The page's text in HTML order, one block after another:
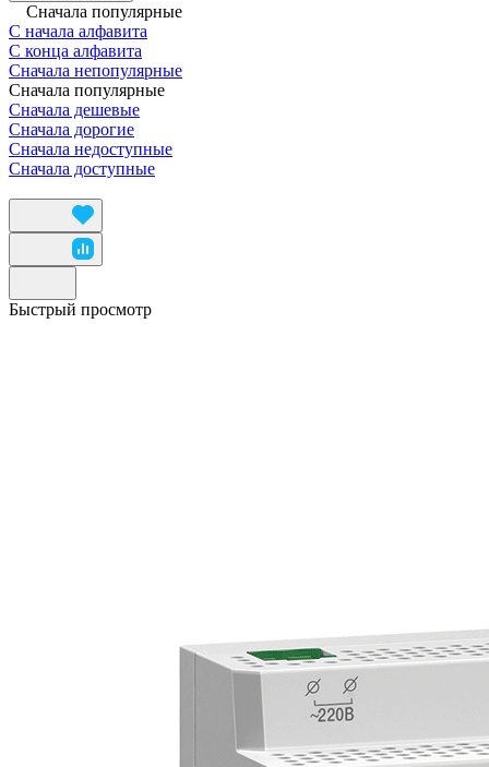
Сначала популярные
С начала алфавита
С конца алфавита
Сначала непопулярные
Сначала популярные
Сначала дешевые
Сначала дорогие
Сначала недоступные
Сначала доступные
Быстрый просмотр